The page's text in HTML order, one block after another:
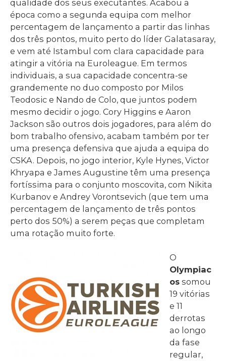
qualidade dos seus executantes. Acabou a
época como a segunda equipa com melhor
percentagem de lançamento a partir das linhas
dos três pontos, muito perto do líder Galatasaray,
e vem até Istambul com clara capacidade para
atingir a vitória na Euroleague. Em termos
individuais, a sua capacidade concentra-se
grandemente no duo composto por Milos
Teodosic e Nando de Colo, que juntos podem
mesmo decidir o jogo. Cory Higgins e Aaron
Jackson são outros dois jogadores, para além do
bom trabalho ofensivo, acabam também por ter
uma presença defensiva que ajuda a equipa do
CSKA. Depois, no jogo interior, Kyle Hynes, Victor
Khryapa e James Augustine têm uma presença
fortíssima para o conjunto moscovita, com Nikita
Kurbanov e Andrey Vorontsevich (que tem uma
percentagem de lançamento de três pontos
perto dos 50%) a serem peças que completam
uma rotação muito forte.
O
Olympiac
os somou
19 vitórias
e 11
derrotas
ao longo
da fase
regular,